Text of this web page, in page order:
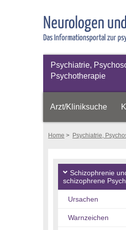
Neurologen
Das Informationsportal zur
Psychiatrie,
Psychotherapie
Arzt/Kliniksuche
Home > Psychiatrie,
Schizophrenie
schizophrene
Ursachen
Warnzeichen